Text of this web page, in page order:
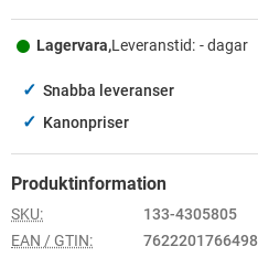
Lagervara,Leveranstid: - dagar
✓ Snabba leveranser
✓ Kanonpriser
Produktinformation
SKU:
133-4305805
EAN / GTIN:
7622201766498